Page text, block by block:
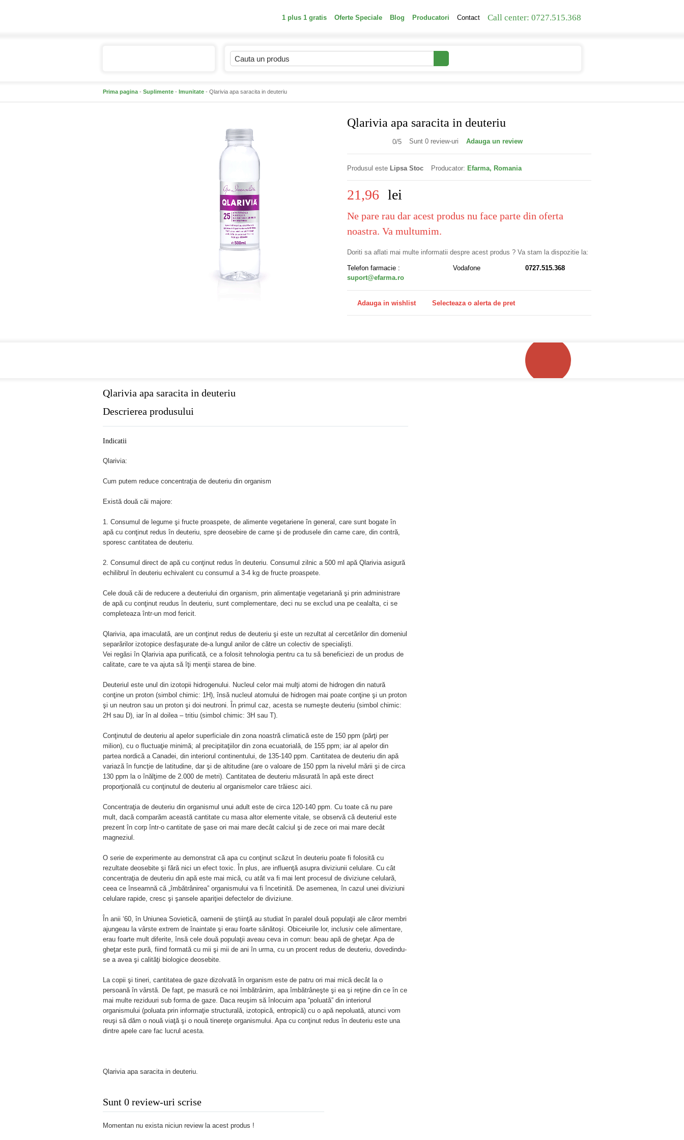
1 plus 1 gratis Oferte Speciale Blog Producatori Contact Call center: 0727.515.368
Prima pagina - Suplimente - Imunitate - Qlarivia apa saracita in deuteriu
Qlarivia apa saracita in deuteriu
0/5 Sunt 0 review-uri Adauga un review
Produsul este Lipsa Stoc Producator: Efarma, Romania
21,96 lei
Ne pare rau dar acest produs nu face parte din oferta
noastra. Va multumim.
Doriti sa aflati mai multe informatii despre acest produs ? Va stam la dispozitie la:
Telefon farmacie : Vodafone
0727.515.368
suport@efarma.ro
Adauga in wishlist Selecteaza o alerta de pret
Qlarivia apa saracita in deuteriu
Descrierea produsului
Indicatii
Qlarivia:
Cum putem reduce concentraţia de deuteriu din organism
Există două căi majore:
1. Consumul de legume şi fructe proaspete, de alimente vegetariene în general, care sunt bogate în
apă cu conţinut redus în deuteriu, spre deosebire de carne şi de produsele din carne care, din contră,
sporesc cantitatea de deuteriu.
2. Consumul direct de apă cu conţinut redus în deuteriu. Consumul zilnic a 500 ml apă Qlarivia asigură
echilibrul în deuteriu echivalent cu consumul a 3-4 kg de fructe proaspete.
Cele două căi de reducere a deuteriului din organism, prin alimentaţie vegetariană şi prin administrare
de apă cu conţinut reudus în deuteriu, sunt complementare, deci nu se exclud una pe cealalta, ci se
completeaza într-un mod fericit.
Qlarivia, apa imaculată, are un conţinut redus de deuteriu şi este un rezultat al cercetărilor din domeniul
separărilor izotopice desfaşurate de-a lungul anilor de către un colectiv de specialişti.
Vei regăsi în Qlarivia apa purificată, ce a folosit tehnologia pentru ca tu să beneficiezi de un produs de
calitate, care te va ajuta să îţi menţii starea de bine.
Deuteriul este unul din izotopii hidrogenului. Nucleul celor mai mulţi atomi de hidrogen din natură
conţine un proton (simbol chimic: 1H), însă nucleul atomului de hidrogen mai poate conţine şi un proton
şi un neutron sau un proton şi doi neutroni. În primul caz, acesta se numeşte deuteriu (simbol chimic:
2H sau D), iar în al doilea – tritiu (simbol chimic: 3H sau T).
Conţinutul de deuteriu al apelor superficiale din zona noastră climatică este de 150 ppm (părţi per
milion), cu o fluctuaţie minimă; al precipitaţiilor din zona ecuatorială, de 155 ppm; iar al apelor din
partea nordică a Canadei, din interiorul continentului, de 135-140 ppm. Cantitatea de deuteriu din apă
variază în funcţie de latitudine, dar şi de altitudine (are o valoare de 150 ppm la nivelul mării şi de circa
130 ppm la o înălţime de 2.000 de metri). Cantitatea de deuteriu măsurată în apă este direct
proporţională cu conţinutul de deuteriu al organismelor care trăiesc aici.
Concentraţia de deuteriu din organismul unui adult este de circa 120-140 ppm. Cu toate că nu pare
mult, dacă comparăm această cantitate cu masa altor elemente vitale, se observă că deuteriul este
prezent în corp într-o cantitate de şase ori mai mare decât calciul şi de zece ori mai mare decât
magneziul.
O serie de experimente au demonstrat că apa cu conţinut scăzut în deuteriu poate fi folosită cu
rezultate deosebite şi fără nici un efect toxic. În plus, are influenţă asupra diviziunii celulare. Cu cât
concentraţia de deuteriu din apă este mai mică, cu atât va fi mai lent procesul de diviziune celulară,
ceea ce înseamnă că „îmbătrânirea” organismului va fi încetinită. De asemenea, în cazul unei diviziuni
celulare rapide, cresc şi şansele apariţiei defectelor de diviziune.
În anii ‘60, în Uniunea Sovietică, oamenii de ştiinţă au studiat în paralel două populaţii ale căror membri
ajungeau la vârste extrem de înaintate şi erau foarte sănătoşi. Obiceiurile lor, inclusiv cele alimentare,
erau foarte mult diferite, însă cele două populaţii aveau ceva in comun: beau apă de gheţar. Apa de
gheţar este pură, fiind formată cu mii şi mii de ani în urma, cu un procent redus de deuteriu, dovedindu-
se a avea şi calităţi biologice deosebite.
La copii şi tineri, cantitatea de gaze dizolvată în organism este de patru ori mai mică decât la o
persoană în vârstă. De fapt, pe masură ce noi îmbătrânim, apa îmbătrâneşte şi ea şi reţine din ce în ce
mai multe reziduuri sub forma de gaze. Daca reuşim să înlocuim apa “poluată” din interiorul
organismului (poluata prin informaţie structurală, izotopică, entropică) cu o apă nepoluată, atunci vom
reuşi să dăm o nouă viaţă şi o nouă tinereţe organismului. Apa cu conţinut redus în deuteriu este una
dintre apele care fac lucrul acesta.
Qlarivia apa saracita in deuteriu.
Sunt 0 review-uri scrise
Momentan nu exista niciun review la acest produs !